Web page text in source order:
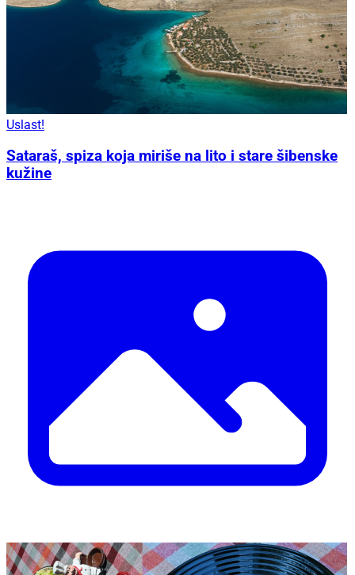
Uslast!
Sataraš, spiza koja miriše na lito i stare šibenske
kužine